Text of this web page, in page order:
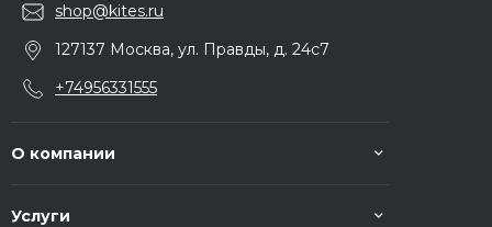
shop@kites.ru
127137 Москва, ул. Правды, д. 24с7
+74956331555
О компании
Услуги